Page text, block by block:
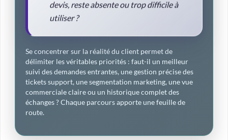
devis, reste absente ou trop difficile à
utiliser ?
Se concentrer sur la réalité du client permet de
délimiter les véritables priorités : faut-il un meilleur
suivi des demandes entrantes, une gestion précise des
tickets support, une segmentation marketing, une vue
commerciale claire ou un historique complet des
échanges ? Chaque parcours apporte une feuille de
route.